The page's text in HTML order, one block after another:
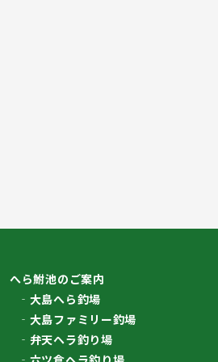
へら鮒池のご案内
大島へら釣場
大島ファミリー釣場
弁天ヘラ釣り場